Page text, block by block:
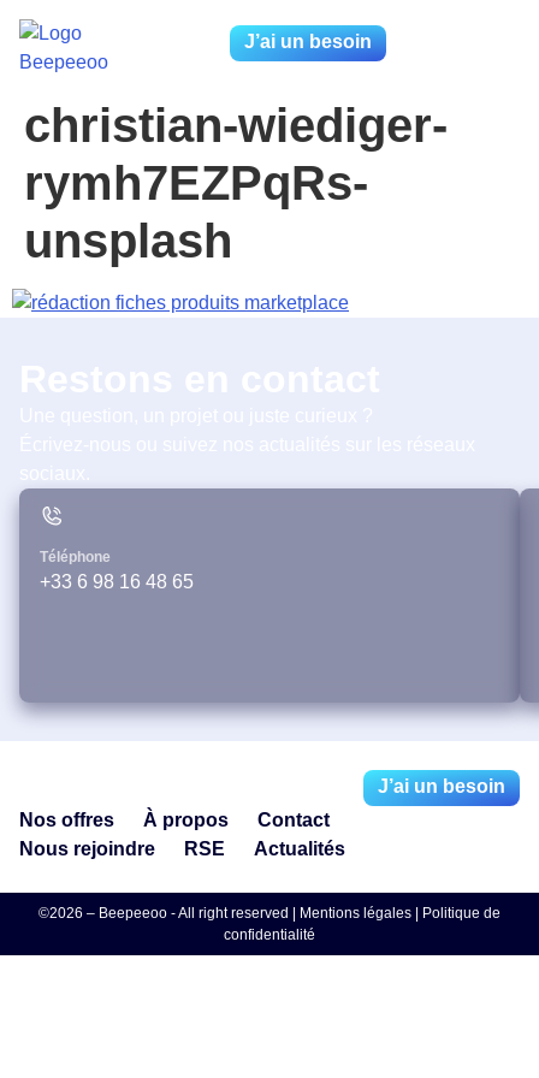
J’ai un besoin
christian-wiediger-
rymh7EZPqRs-
unsplash
Téléphone
+33 6 98 16 48 65
Nos offres À propos
Contact
Nous rejoindre
RSE Actualités
J’ai un besoin
©2026 – Beepeeoo - All right reserved | Mentions légales
Politique de
confidentialité